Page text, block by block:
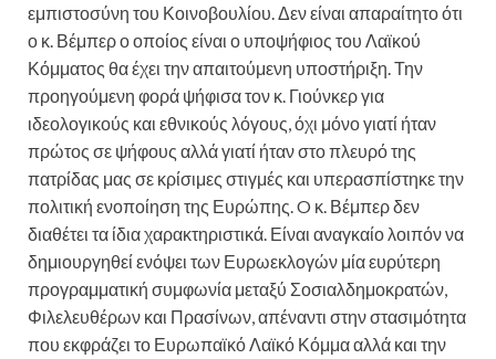
εμπιστοσύνη του Κοινοβουλίου. Δεν είναι απαραίτητο ότι
ο κ. Βέμπερ ο οποίος είναι ο υποψήφιος του Λαϊκού
Κόμματος θα έχει την απαιτούμενη υποστήριξη. Την
προηγούμενη φορά ψήφισα τον κ. Γιούνκερ για
ιδεολογικούς και εθνικούς λόγους, όχι μόνο γιατί ήταν
πρώτος σε ψήφους αλλά γιατί ήταν στο πλευρό της
πατρίδας μας σε κρίσιμες στιγμές και υπερασπίστηκε την
πολιτική ενοποίηση της Ευρώπης. O κ. Βέμπερ δεν
διαθέτει τα ίδια χαρακτηριστικά. Είναι αναγκαίο λοιπόν να
δημιουργηθεί ενόψει των Ευρωεκλογών μία ευρύτερη
προγραμματική συμφωνία μεταξύ Σοσιαλδημοκρατών,
Φιλελευθέρων και Πρασίνων, απέναντι στην στασιμότητα
που εκφράζει το Ευρωπαϊκό Λαϊκό Κόμμα αλλά και την